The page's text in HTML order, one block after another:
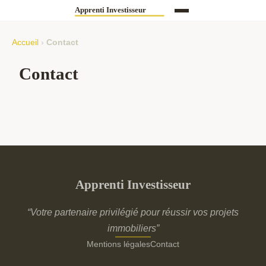
Accueil › Contact
Contact
Apprenti Investisseur
“Votre partenaire privilégié pour réussir vos projets
immobiliers”
Mentions légalesContact